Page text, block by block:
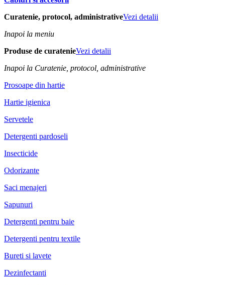
Curatenie, protocol, administrativeVezi detalii
Inapoi la meniu
Produse de curatenieVezi detalii
Inapoi la Curatenie, protocol, administrative
Prosoape din hartie
Hartie igienica
Servetele
Detergenti pardoseli
Insecticide
Odorizante
Saci menajeri
Sapunuri
Detergenti pentru baie
Detergenti pentru textile
Bureti si lavete
Dezinfectanti